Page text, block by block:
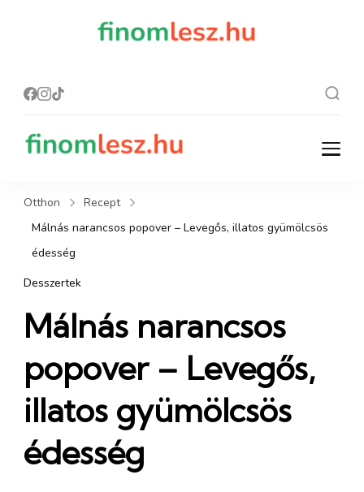
finomlesz.hu
Recept, ami finom lesz.
Otthon
Recept
Málnás narancsos popover – Levegős, illatos gyümölcsös
édesség
Desszertek
Málnás narancsos
popover – Levegős,
illatos gyümölcsös
édesség